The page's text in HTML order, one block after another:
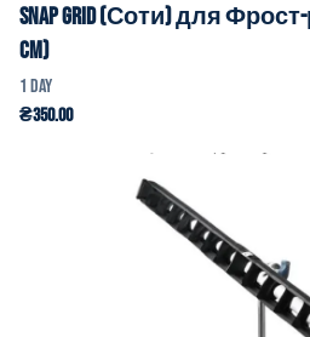
Snap Grid (Соти) для Фрост-
cm)